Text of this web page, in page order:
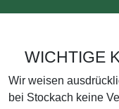
WICHTIGE
Wir weisen
bei Stockach keine